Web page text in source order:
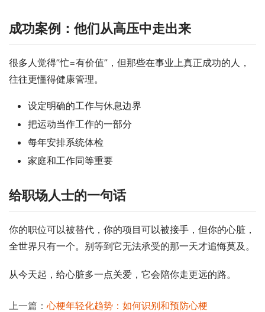
成功案例：他们从高压中走出来
很多人觉得”忙=有价值”，但那些在事业上真正成功的人，
往往更懂得健康管理。
设定明确的工作与休息边界
把运动当作工作的一部分
每年安排系统体检
家庭和工作同等重要
给职场人士的一句话
你的职位可以被替代，你的项目可以被接手，但你的心脏，
全世界只有一个。别等到它无法承受的那一天才追悔莫及。
从今天起，给心脏多一点关爱，它会陪你走更远的路。
上一篇： 心梗年轻化趋势：如何识别和预防心梗